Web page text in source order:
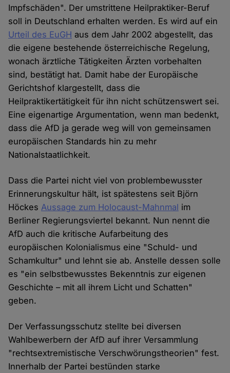
Impfschäden". Der umstrittene Heilpraktiker-Beruf
soll in Deutschland erhalten werden. Es wird auf ein
Urteil des EuGH aus dem Jahr 2002 abgestellt, das
die eigene bestehende österreichische Regelung,
wonach ärztliche Tätigkeiten Ärzten vorbehalten
sind, bestätigt hat. Damit habe der Europäische
Gerichtshof klargestellt, dass die
Heilpraktikertätigkeit für ihn nicht schützenswert sei.
Eine eigenartige Argumentation, wenn man bedenkt,
dass die AfD ja gerade weg will von gemeinsamen
europäischen Standards hin zu mehr
Nationalstaatlichkeit.
Dass die Partei nicht viel von problembewusster
Erinnerungskultur hält, ist spätestens seit Björn
HöckesAussage zum Holocaust-Mahnmal im
Berliner Regierungsviertel bekannt. Nun nennt die
AfD auch die kritische Aufarbeitung des
europäischen Kolonialismus eine "Schuld- und
Schamkultur" und lehnt sie ab. Anstelle dessen solle
es "ein selbstbewusstes Bekenntnis zur eigenen
Geschichte – mit all ihrem Licht und Schatten"
geben.
Der Verfassungsschutz stellte bei diversen
Wahlbewerbern der AfD auf ihrer Versammlung
"rechtsextremistische Verschwörungstheorien" fest.
Innerhalb der Partei bestünden starke